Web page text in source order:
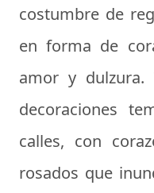
costumbre de
en forma de
amor y dulzura.
decoraciones
calles, con
rosados que